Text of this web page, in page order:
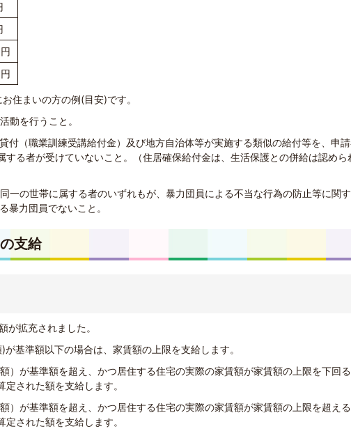
住まいの方の例(目安)です。
動を行うこと。
付（職業訓練受講給付金）及び地方自治体等が実施する類似の給付等を、申
する者が受けていないこと。（住居確保給付金は、生活保護との併給は認めら
一の世帯に属する者のいずれもが、暴力団員による不当な行為の防止等に関
暴力団員でないこと。
支給
が拡充されました。
が基準額以下の場合は、家賃額の上限を支給します。
）が基準額を超え、かつ居住する住宅の実際の家賃額が家賃額の上限を下回
された額を支給します。
）が基準額を超え、かつ居住する住宅の実際の家賃額が家賃額の上限を超え
された額を支給します。